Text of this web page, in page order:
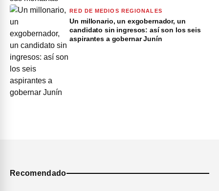
RED DE MEDIOS REGIONALES
Un millonario, un exgobernador, un
candidato sin ingresos: así son los seis
aspirantes a gobernar Junín
Recomendado